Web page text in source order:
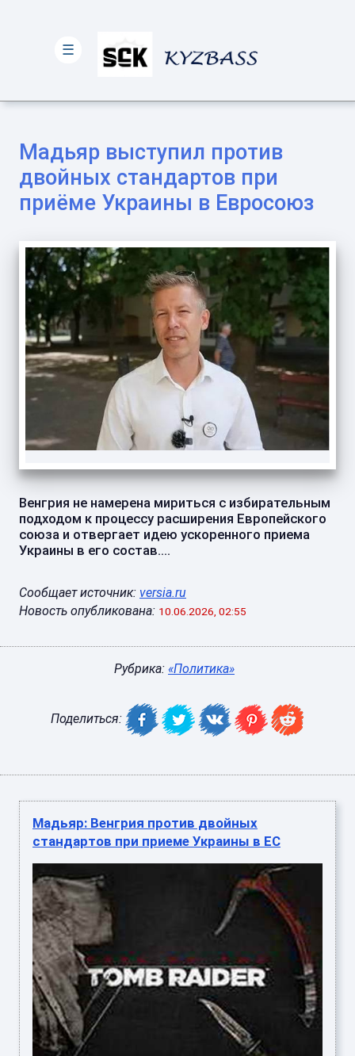
Мадьяр выступил против
двойных стандартов при
приёме Украины в Евросоюз
Венгрия не намерена мириться с избирательным
подходом к процессу расширения Европейского
союза и отвергает идею ускоренного приема
Украины в его состав....
Сообщает источник: versia.ru
Новость опубликована: 10.06.2026, 02:55
Рубрика: «Политика»
Поделиться:
Мадьяр: Венгрия против двойных
стандартов при приеме Украины в ЕС
☰